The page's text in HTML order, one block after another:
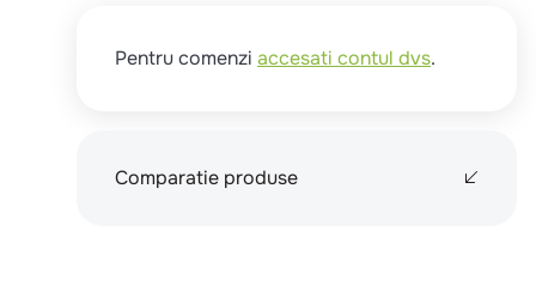
Pentru comenzi accesati contul dvs.
Comparatie produse